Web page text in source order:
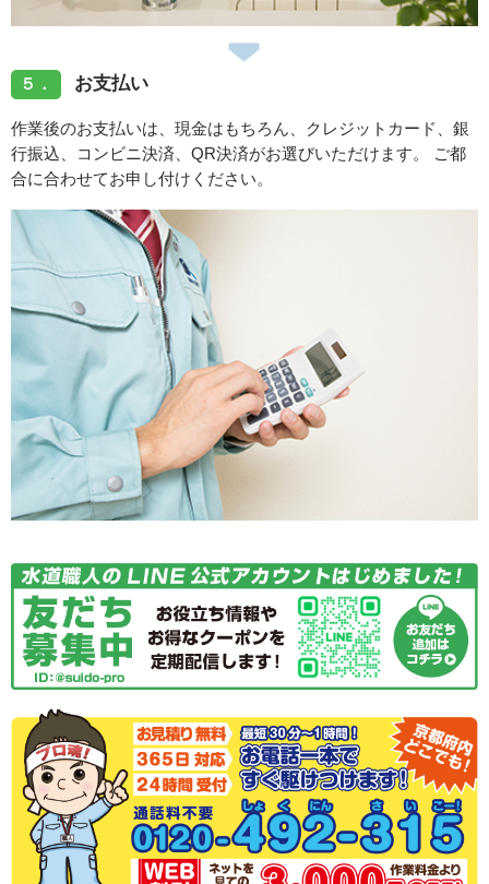
５． お支払い
作業後のお支払いは、現金はもちろん、クレジットカード、銀
行振込、コンビニ決済、QR決済がお選びいただけます。 ご都
合に合わせてお申し付けください。